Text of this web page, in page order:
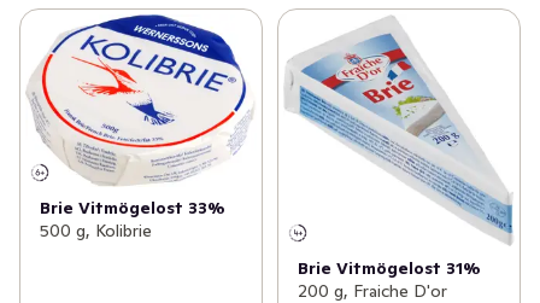
Brie Vitmögelost 33%
500 g, Kolibrie
Brie Vitmögelost 31%
200 g, Fraiche D'or